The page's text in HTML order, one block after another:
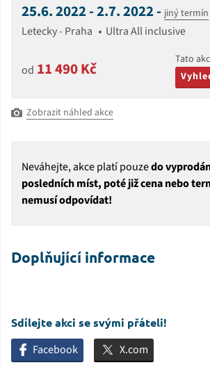
25.6. 2022 - 2.7. 2022 - jiný termín
Letecky - Praha Ultra All inclusive
od 11 490 Kč
Tato
Zobrazit náhled akce
Neváhejte, akce platí pouzedo
posledních míst, poté již cena nebo
nemusí odpovídat!
Doplňující informace
Sdílejte akci se svými přáteli!
Facebook X.com